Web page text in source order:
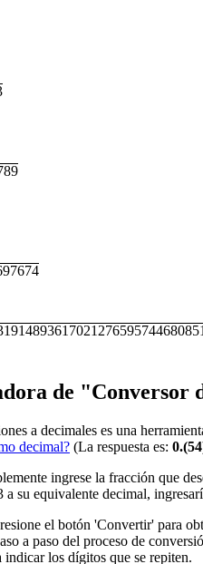
de "Conversor
a decimales es una
decimal? (La respuesta es:
ingrese la fracción que
a su equivalente decimal,
el botón 'Convertir' para
a paso del proceso de
indicar los dígitos que se repiten.